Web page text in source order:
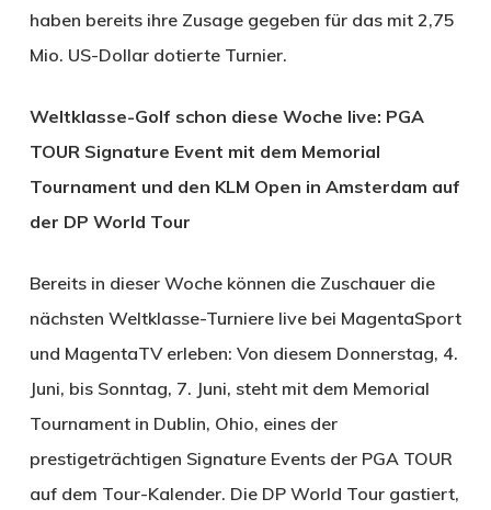
haben bereits ihre Zusage gegeben für das mit 2,75
Mio. US-Dollar dotierte Turnier.
Weltklasse-Golf schon diese Woche live: PGA
TOUR Signature Event mit dem Memorial
Tournament und den KLM Open in Amsterdam auf
der DP World Tour
Bereits in dieser Woche können die Zuschauer die
nächsten Weltklasse-Turniere live bei MagentaSport
und MagentaTV erleben: Von diesem Donnerstag, 4.
Juni, bis Sonntag, 7. Juni, steht mit dem Memorial
Tournament in Dublin, Ohio, eines der
prestigeträchtigen Signature Events der PGA TOUR
auf dem Tour-Kalender. Die DP World Tour gastiert,